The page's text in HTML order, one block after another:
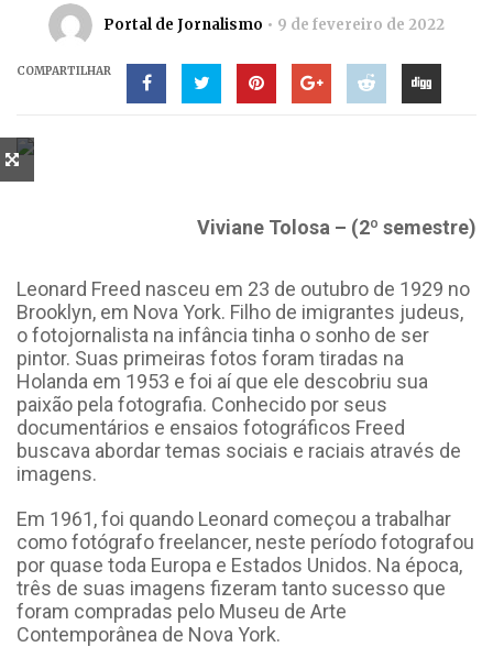
Portal de Jornalismo 9 de fevereiro de 2022
COMPARTILHAR
Viviane Tolosa – (2º semestre)
Leonard Freed nasceu em 23 de outubro de 1929 no
Brooklyn, em Nova York. Filho de imigrantes judeus,
o fotojornalista na infância tinha o sonho de ser
pintor. Suas primeiras fotos foram tiradas na
Holanda em 1953 e foi aí que ele descobriu sua
paixão pela fotografia. Conhecido por seus
documentários e ensaios fotográficos Freed
buscava abordar temas sociais e raciais através de
imagens.
Em 1961, foi quando Leonard começou a trabalhar
como fotógrafo freelancer, neste período fotografou
por quase toda Europa e Estados Unidos. Na época,
três de suas imagens fizeram tanto sucesso que
foram compradas pelo Museu de Arte
Contemporânea de Nova York.